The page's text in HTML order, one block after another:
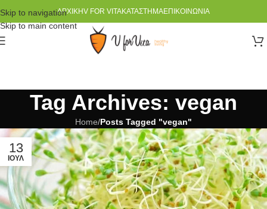
Skip to navigation
Skip to main content
ΑΡΧΙΚΉV FOR VITAΚΑΤΆΣΤΗΜΑΕΠΙΚΟΙΝΩΝΊΑ
Tag Archives: vegan
Home/Posts Tagged "vegan"
13
ΙΟΎΛ